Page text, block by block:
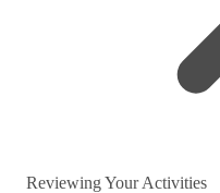
Reviewing Your Activities